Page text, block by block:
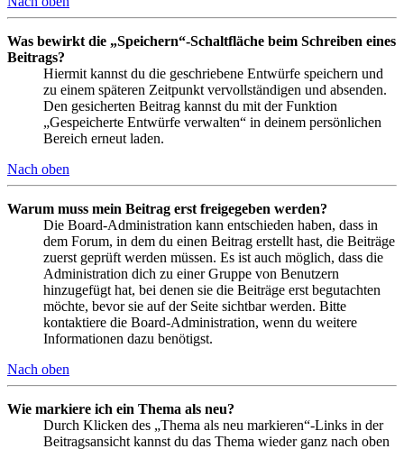
Was bewirkt die „Speichern“-Schaltfläche beim Schreiben eines
Beitrags?
Hiermit kannst du die geschriebene Entwürfe speichern und
zu einem späteren Zeitpunkt vervollständigen und absenden.
Den gesicherten Beitrag kannst du mit der Funktion
„Gespeicherte Entwürfe verwalten“ in deinem persönlichen
Bereich erneut laden.
Nach oben
Warum muss mein Beitrag erst freigegeben werden?
Die Board-Administration kann entschieden haben, dass in
dem Forum, in dem du einen Beitrag erstellt hast, die Beiträge
zuerst geprüft werden müssen. Es ist auch möglich, dass die
Administration dich zu einer Gruppe von Benutzern
hinzugefügt hat, bei denen sie die Beiträge erst begutachten
möchte, bevor sie auf der Seite sichtbar werden. Bitte
kontaktiere die Board-Administration, wenn du weitere
Informationen dazu benötigst.
Nach oben
Wie markiere ich ein Thema als neu?
Durch Klicken des „Thema als neu markieren“-Links in der
Beitragsansicht kannst du das Thema wieder ganz nach oben